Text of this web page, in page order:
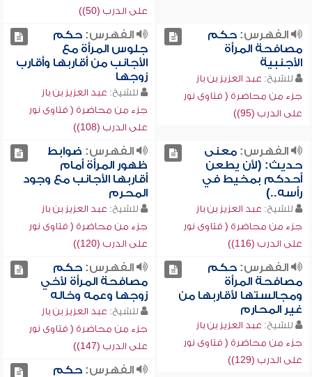
على الدرب (50))
الفهرس:حكم
مصافحة المرأة
الأجنبية
للشيخ: عبد العزيز بن باز
جزء من محاضرة ( فتاوى نور
على الدرب (95))
الفهرس:حكم
جلوس المرأة مع
الأجانب من أقاربها وأقارب
زوجها
للشيخ: عبد العزيز بن باز
جزء من محاضرة ( فتاوى نور
على الدرب (108))
الفهرس:معنى
حديث: (لأن يطعن
أحدكم بمخيط في
رأسه..)
للشيخ: عبد العزيز بن باز
جزء من محاضرة ( فتاوى نور
على الدرب (116))
الفهرس: ضوابط
ظهور المرأة أمام
أقاربها الأجانب مع وجود
المحرم
للشيخ: عبد العزيز بن باز
جزء من محاضرة ( فتاوى نور
على الدرب (120))
الفهرس:حكم
مصافحة المرأة
ومجالستها لأقاربها من
غير المحارم
للشيخ: عبد العزيز بن باز
جزء من محاضرة ( فتاوى نور
على الدرب (129))
الفهرس:حكم
مصافحة المرأة لأخي
زوجها وعمه وخاله
للشيخ: عبد العزيز بن باز
جزء من محاضرة ( فتاوى نور
على الدرب (147))
الفهرس:حكم